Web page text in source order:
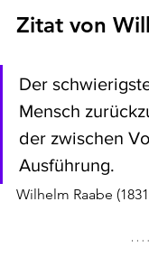
Zitat von
Der
Mensch
der zwischen
Ausführung.
Wilhelm Raabe